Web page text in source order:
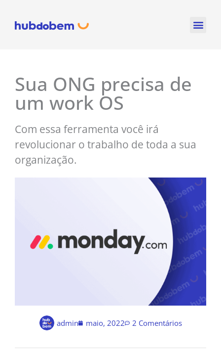
para
Sua ONG precisa de
um work OS
Com essa ferramenta você irá
revolucionar o trabalho de toda a sua
organização.
admin maio, 2022 2 Comentários